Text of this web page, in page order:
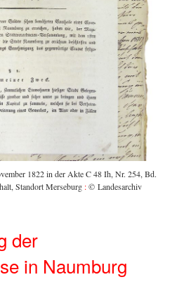
1822 in der Akte C 48 Ih, Nr. 254, Bd.
Standort Merseburg :© Landesarchiv
der
in Naumburg